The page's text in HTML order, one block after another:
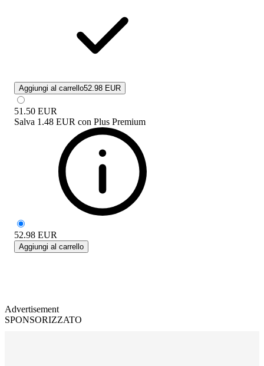
Aggiungi al carrello52.98 EUR
51.50 EUR
Salva 1.48 EUR con Plus Premium
52.98 EUR
Aggiungi al carrello
Advertisement
SPONSORIZZATO